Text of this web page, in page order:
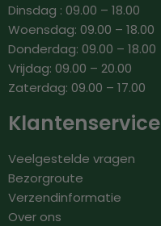
Dinsdag : 09.00 – 18.00
Woensdag: 09.00 – 18.00
Donderdag: 09.00 – 18.00
Vrijdag: 09.00 – 20.00
Zaterdag: 09.00 – 17.00
Klantenservice
Veelgestelde vragen
Bezorgroute
Verzendinformatie
Over ons